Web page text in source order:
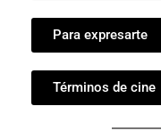
Para expresarte
Términos de cine